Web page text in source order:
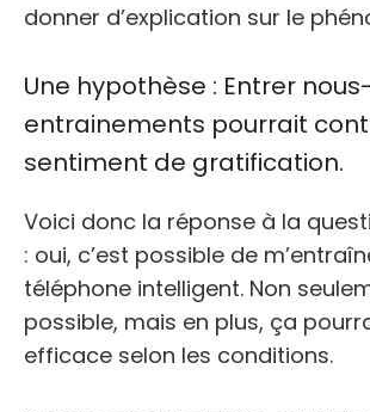
donner d’explication sur le
Une hypothèse : Entrer
entrainements pourrait
sentiment de gratification.
Voici donc la réponse à la
: oui, c’est possible de
téléphone intelligent. Non
possible, mais en plus, ça
efficace selon les conditions.